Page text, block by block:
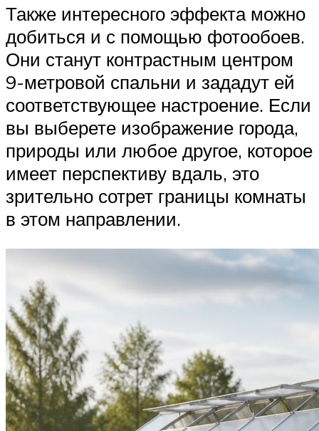
Также интересного эффекта можно
добиться и с помощью фотообоев.
Они станут контрастным центром
9-метровой спальни и зададут ей
соответствующее настроение. Если
вы выберете изображение города,
природы или любое другое, которое
имеет перспективу вдаль, это
зрительно сотрет границы комнаты
в этом направлении.